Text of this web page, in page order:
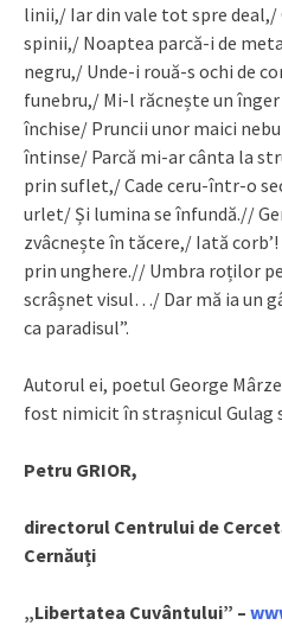
linii,/ Iar din vale tot spre deal,/
spinii,/ Noaptea parcă-i de
negru,/ Unde-i rouă-s ochi de
funebru,/ Mi-l răcnește un
închise/ Pruncii unor maici
întinse/ Parcă mi-ar cânta la
prin suflet,/ Cade ceru-într-o
urlet/ Și lumina se înfundă.//
zvâcnește în tăcere,/ Iată
prin unghere.// Umbra roților
scrâșnet visul…/ Dar mă ia un
ca paradisul”.
Autorul ei, poetul George
fost nimicit în strașnicul Gulag
Petru GRIOR,
directorul Centrului de
Cernăuți
„Libertatea Cuvântului” –